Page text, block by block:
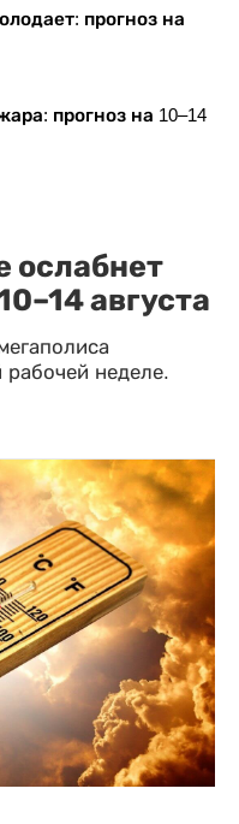
прогноз на
прогноз на 10–14
ослабнет
августа
рабочей неделе.